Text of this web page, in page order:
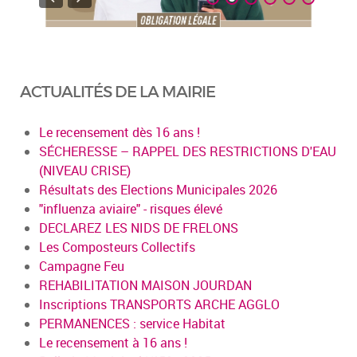
ACTUALITÉS DE LA MAIRIE
Le recensement dès 16 ans !
SÉCHERESSE – RAPPEL DES RESTRICTIONS D'EAU
(NIVEAU CRISE)
Résultats des Elections Municipales 2026
"influenza aviaire" - risques élevé
DECLAREZ LES NIDS DE FRELONS
Les Composteurs Collectifs
Campagne Feu
REHABILITATION MAISON JOURDAN
Inscriptions TRANSPORTS ARCHE AGGLO
PERMANENCES : service Habitat
Le recensement à 16 ans !